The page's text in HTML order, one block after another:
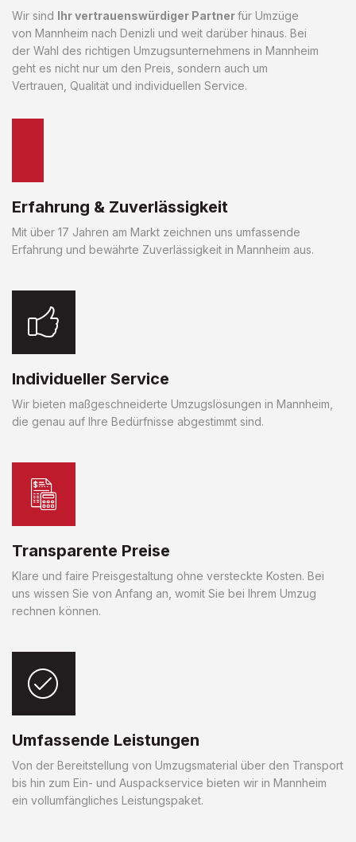
Wir sind Ihr vertrauenswürdiger Partnerfür Umzüge
von Mannheim nach Denizli und weit darüber hinaus. Bei
der Wahl des richtigen Umzugsunternehmens in Mannheim
geht es nicht nur um den Preis, sondern auch um
Vertrauen, Qualität und individuellen Service.
Erfahrung & Zuverlässigkeit
Mit über 17 Jahren am Markt zeichnen uns umfassende
Erfahrung und bewährte Zuverlässigkeit in Mannheim aus.
Individueller Service
Wir bieten maßgeschneiderte Umzugslösungen in Mannheim,
die genau auf Ihre Bedürfnisse abgestimmt sind.
Transparente Preise
Klare und faire Preisgestaltung ohne versteckte Kosten. Bei
uns wissen Sie von Anfang an, womit Sie bei Ihrem Umzug
rechnen können.
Umfassende Leistungen
Von der Bereitstellung von Umzugsmaterial über den Transport
bis hin zum Ein- und Auspackservice bieten wir in Mannheim
ein vollumfängliches Leistungspaket.